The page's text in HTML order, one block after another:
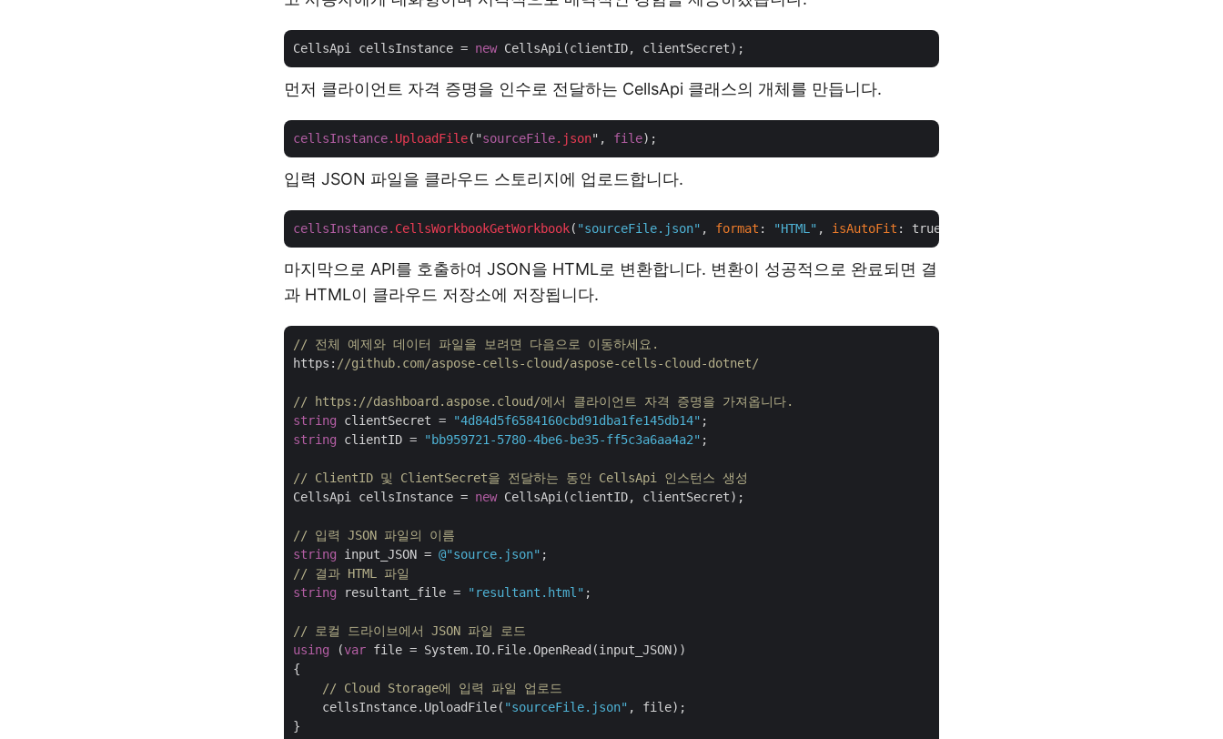
CellsApi cellsInstance = new
먼저 클라이언트 자격 증명을 인수로 전달하는 CellsApi 클래스의 개체를 만듭니다.
cellsInstance.UploadFile("sourceFile.json", file
입력 JSON 파일을 클라우드 스토리지에 업로드합니다.
cellsInstance.CellsWorkbookGetWorkbook( "sourceFile.json" , format : "HTML" , isAutoFit : true,
마지막으로 API를 호출하여 JSON을 HTML로 변환합니다. 변환이 성공적으로 완료되면 결
과 HTML이 클라우드 저장소에 저장됩니다.
// 전체 예제와 데이터 파일을 보려면 다음으로 이동하세요.
https: //github.com/aspose-cells-cloud/aspose-cells-cloud-dotnet/
// https://dashboard.aspose.cloud/에서 클라이언트 자격 증명을 가져옵니다.
string clientSecret = "4d84d5f6584160cbd91dba1fe145db14"
string clientID = "bb959721-5780-4be6-be35-ff5c3a6aa4a2" ;
// ClientID 및 ClientSecret을 전달하는 동안 CellsApi 인스턴스 생성
CellsApi cellsInstance = new CellsApi(clientID, clientSecret);
// 입력 JSON 파일의 이름
string input_JSON = @"source.json"
// 결과 HTML 파일
string resultant_file = "resultant.html" ;
// 로컬 드라이브에서 JSON 파일 로드
using (var file = System.IO.File.OpenRead(input_JSON))
{
// Cloud Storage에 입력 파일 업로드
    cellsInstance.UploadFile(
"sourceFile.json" , file);
}